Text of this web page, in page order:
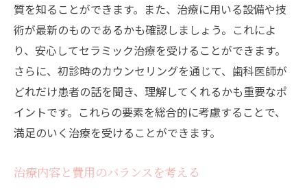
質を知ることができます。また、治療に用いる設備や技
術が最新のものであるかも確認しましょう。これによ
り、安心してセラミック治療を受けることができます。
さらに、初診時のカウンセリングを通じて、歯科医師が
どれだけ患者の話を聞き、理解してくれるかも重要なポ
イントです。これらの要素を総合的に考慮することで、
満足のいく治療を受けることができます。
治療内容と費用のバランスを考える